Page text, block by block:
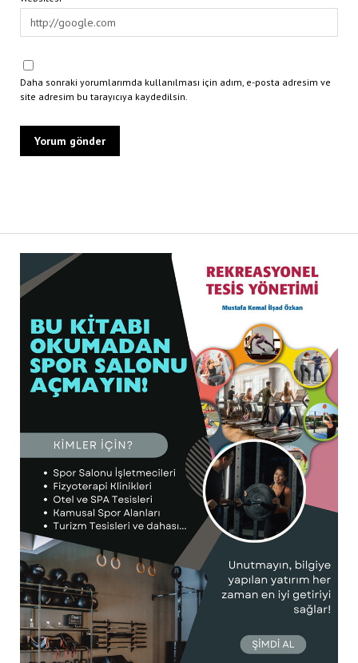
Daha sonraki yorumlarımda kullanılması için adım, e-posta adresim ve
site adresim bu tarayıcıya kaydedilsin.